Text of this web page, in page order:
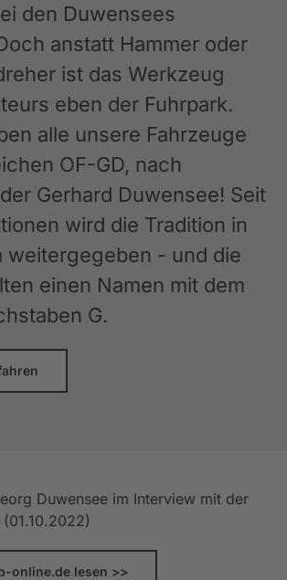
den Duwensees
anstatt Hammer oder
ist das Werkzeug
eben der Fuhrpark.
alle unsere Fahrzeuge
OF-GD, nach
Gerhard Duwensee! Seit
wird die Tradition in
weitergegeben - und die
einen Namen mit dem
G.
online.de lesen >>